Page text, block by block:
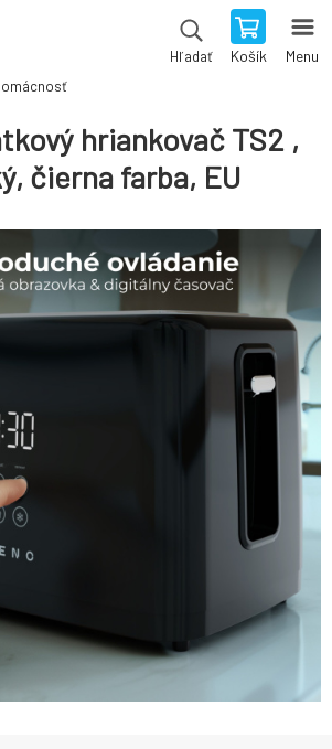
Hľadať Košík Menu
hriankovač TS2 ,
čierna farba, EU